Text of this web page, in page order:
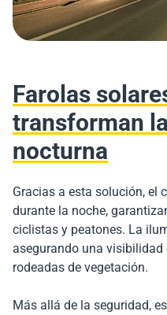
Farolas
transforman
nocturna
Gracias a esta solución, el
durante la noche,
ciclistas y peatones. La
asegurando una
rodeadas de vegetación.
Más allá de la seguridad,